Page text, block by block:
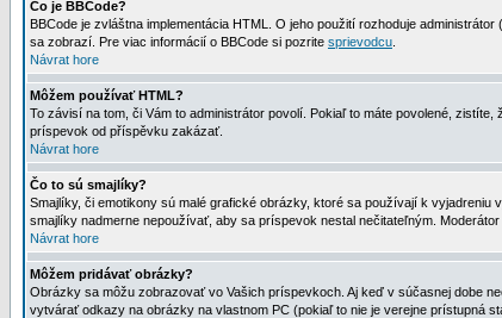
Čo je BBCode?
BBCode je zvláštna implementácia HTML. O jeho použití rozhoduje
sa zobrazí. Pre viac informácií o BBCode si pozrite sprievodcu
Návrat hore
Môžem používať HTML?
To závisí na tom, či Vám to administrátor povolí. Pokiaľ to máte povolené, zistíte,
príspevok od příspěvku zakázať.
Návrat hore
Čo to sú smajlíky?
Smajlíky, či emotikony sú malé grafické obrázky, ktoré sa používají k
smajlíky nadmerne nepoužívať, aby sa príspevok nestal nečitateľným.
Návrat hore
Môžem pridávať obrázky?
Obrázky sa môžu zobrazovať vo Vašich príspevkoch. Aj keď v súčasnej dobe
vytvárať odkazy na obrázky na vlastnom PC (pokiaľ to nie je verejne prístupná